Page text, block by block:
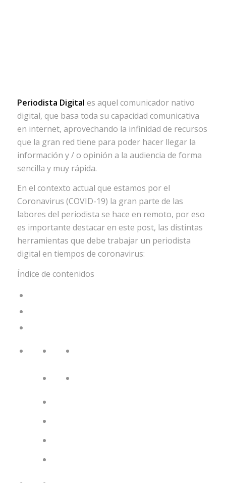
Periodista Digital es aquel comunicador nativo
digital, que basa toda su capacidad comunicativa
en internet, aprovechando la infinidad de recursos
que la gran red tiene para poder hacer llegar la
información y / o opinión a la audiencia de forma
sencilla y muy rápida.
En el contexto actual que estamos por el
Coronavirus (COVID-19) la gran parte de las
labores del periodista se hace en remoto, por eso
es importante destacar en este post, las distintas
herramientas que debe trabajar un periodista
digital en tiempos de coronavirus:
Índice de contenidos